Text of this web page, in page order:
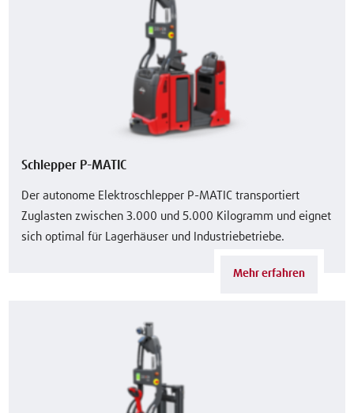
Schlepper P-MATIC
Der autonome Elektroschlepper P-MATIC transportiert
Zuglasten zwischen 3.000 und 5.000 Kilogramm und eignet
sich optimal für Lagerhäuser und Industriebetriebe.
Mehr erfahren